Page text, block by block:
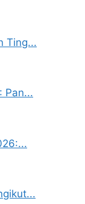
Ting...
Pan...